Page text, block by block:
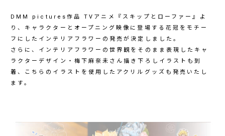
DMM pictures作品 TVアニメ『スキップとローファー』よ
り、キャラクターとオープニング映像に登場する花冠をモチー
フにしたインテリアフラワーの発売が決定しました。
さらに、インテリアフラワーの世界観をそのまま表現したキャ
ラクターデザイン・梅下麻奈未さん描き下ろしイラストも到
着、こちらのイラストを使用したアクリルグッズも発売いたし
ます。